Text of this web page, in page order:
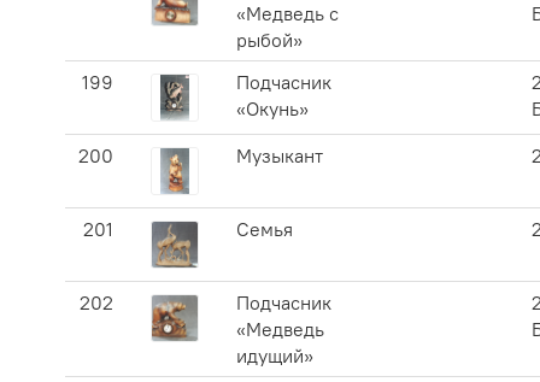
«Медведь с
рыбой»
199
Подчасник
«Окунь»
200
Музыкант
201 Семья
202
Подчасник
«Медведь
идущий»